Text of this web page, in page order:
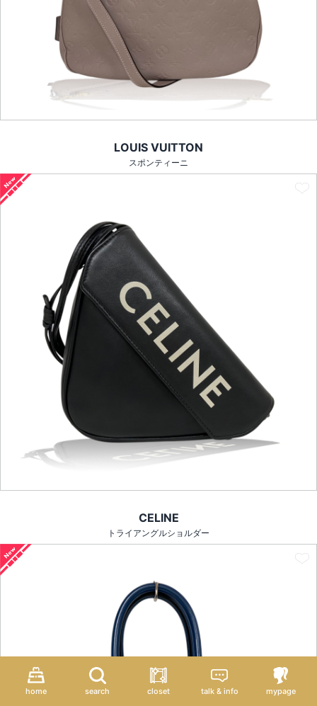
LOUIS VUITTON
スポンティーニ
CELINE
トライアングルショルダー
home search closet talk & info mypage